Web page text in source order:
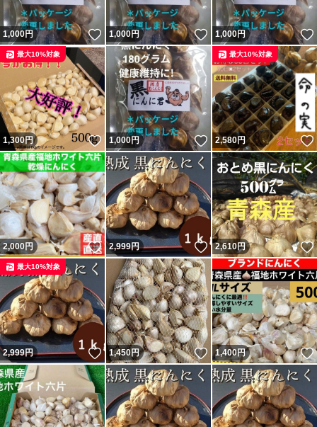
1,000円 いいね！
1,000円 いいね！
1,000円
1,300円 いいね！
最大10%対象
1,000円 いいね！
2,580円
最大10%対象
2,000円 いいね！
2,999円 いいね！
2,610円
2,999円 いいね！
最大10%対象
1,450円 いいね！
1,400円